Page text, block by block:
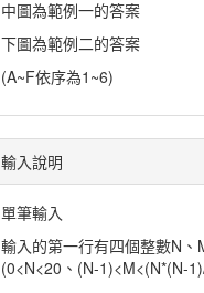
中圖為範例一的答案
下圖為範例二的答案
(A~F依序為1~6)
輸入說明
單筆輸入
輸入的第一行有四個整數N
(0<N<20、(N-